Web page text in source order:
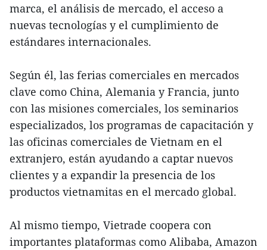
marca, el análisis de mercado, el acceso a
nuevas tecnologías y el cumplimiento de
estándares internacionales.
Según él, las ferias comerciales en mercados
clave como China, Alemania y Francia, junto
con las misiones comerciales, los seminarios
especializados, los programas de capacitación y
las oficinas comerciales de Vietnam en el
extranjero, están ayudando a captar nuevos
clientes y a expandir la presencia de los
productos vietnamitas en el mercado global.
Al mismo tiempo, Vietrade coopera con
importantes plataformas como Alibaba, Amazon